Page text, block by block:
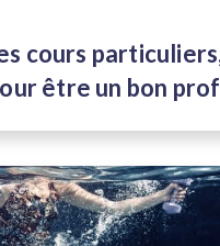
être un bon prof